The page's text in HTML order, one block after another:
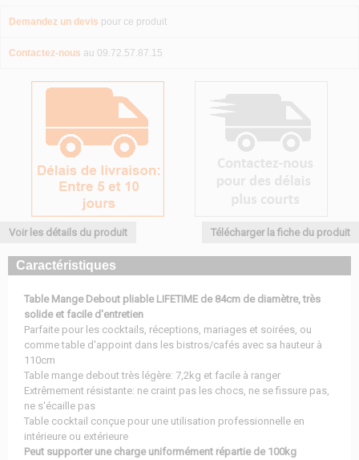
Demandez un devis pour ce produit
Contactez-nous au 09.72.57.87.15
Voir les détails du produit Télécharger la fiche du produit
Caractéristiques
Table Mange Debout pliable LIFETIME de 84cm de diamètre, très
solide et facile d'entretien
Parfaite pour les cocktails, réceptions, mariages et soirées, ou
comme table d'appoint dans les bistros/cafés avec sa hauteur à
110cm
Table mange debout très légère: 7,2kg et facile à ranger
Extrêmement résistante: ne craint pas les chocs, ne se fissure pas,
ne s'écaille pas
Table cocktail conçue pour une utilisation professionnelle en
intérieure ou extérieure
Peut supporter une charge uniformément répartie de 100kg